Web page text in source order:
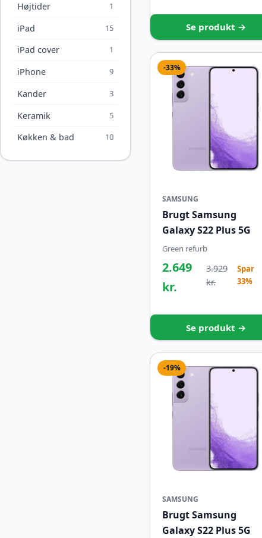
Højtider 1
iPad 15
iPad cover 1
iPhone 9
Kander 3
Keramik 5
Køkken & bad 10
Se produkt →
-33%
SAMSUNG
Brugt Samsung
Galaxy S22 Plus 5G
Green refurb
2.649
kr.
3.929
kr.
Spar
33%
Se produkt →
-19%
SAMSUNG
Brugt Samsung
Galaxy S22 Plus 5G